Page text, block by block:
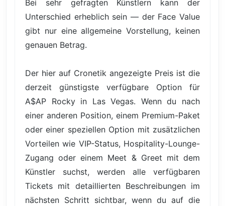
Bei sehr gefragten Künstlern kann der
Unterschied erheblich sein — der Face Value
gibt nur eine allgemeine Vorstellung, keinen
genauen Betrag.
Der hier auf Cronetik angezeigte Preis ist die
derzeit günstigste verfügbare Option für
A$AP Rocky in Las Vegas. Wenn du nach
einer anderen Position, einem Premium-Paket
oder einer speziellen Option mit zusätzlichen
Vorteilen wie VIP-Status, Hospitality-Lounge-
Zugang oder einem Meet & Greet mit dem
Künstler suchst, werden alle verfügbaren
Tickets mit detaillierten Beschreibungen im
nächsten Schritt sichtbar, wenn du auf die